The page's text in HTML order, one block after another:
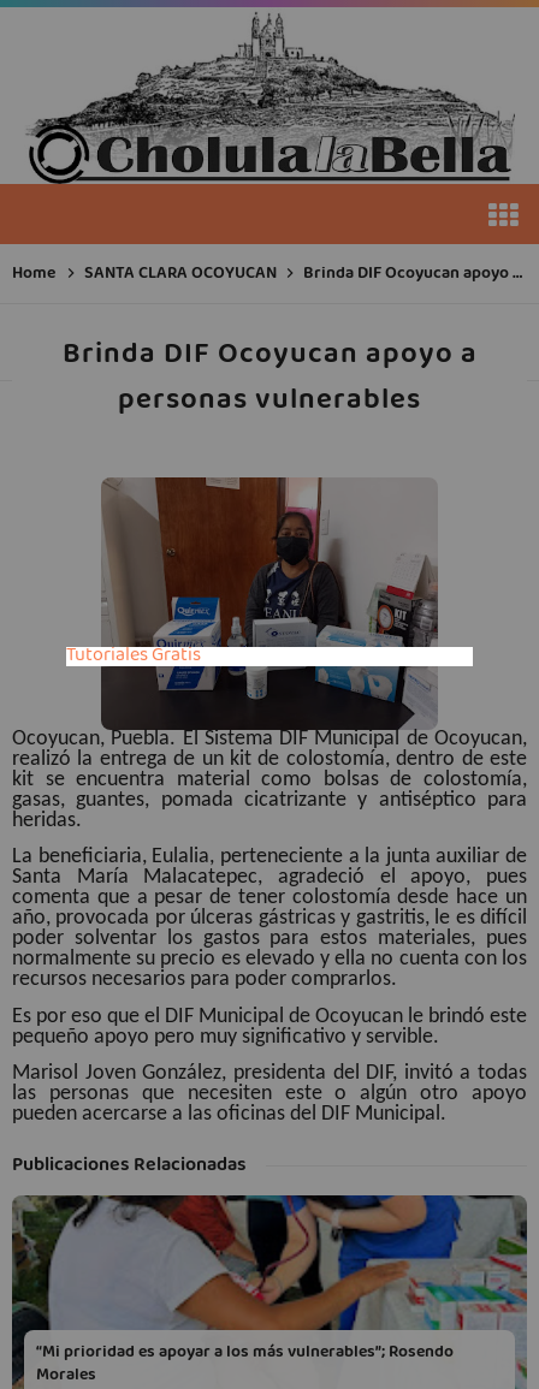
Home SANTA CLARA OCOYUCAN Brinda DIF Ocoyucan apoyo a personas vulnerables
Brinda DIF Ocoyucan apoyo a
personas vulnerables
Ocoyucan, Puebla. El Sistema DIF Municipal de Ocoyucan,
realizó la entrega de un kit de colostomía, dentro de este
kit se encuentra material como bolsas de colostomía,
gasas, guantes, pomada cicatrizante y antiséptico para
heridas.
La beneficiaria, Eulalia, perteneciente a la junta auxiliar de
Santa María Malacatepec, agradeció el apoyo, pues
comenta que a pesar de tener colostomía desde hace un
año, provocada por úlceras gástricas y gastritis, le es difícil
poder solventar los gastos para estos materiales, pues
normalmente su precio es elevado y ella no cuenta con los
recursos necesarios para poder comprarlos.
Es por eso que el DIF Municipal de Ocoyucan le brindó este
pequeño apoyo pero muy significativo y servible.
Marisol Joven González, presidenta del DIF, invitó a todas
las personas que necesiten este o algún otro apoyo
pueden acercarse a las oficinas del DIF Municipal.
Publicaciones Relacionadas
“Mi prioridad es apoyar a los más vulnerables”; Rosendo
Morales
Tutoriales Gratis